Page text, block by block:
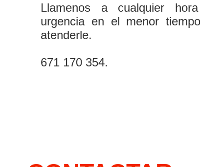
Llamenos a cualquier
urgencia en el menor
atenderle.
671 170 354.